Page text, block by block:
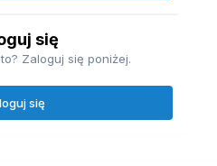
się
Zaloguj się poniżej.
się